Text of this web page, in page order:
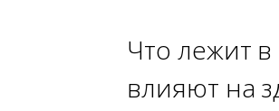
Что лежит
влияют на